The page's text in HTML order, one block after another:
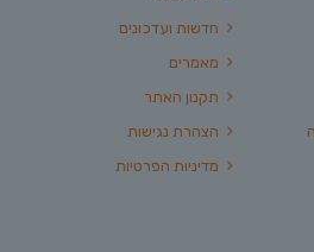
חדשות ועדכונים
מאמרים
תקנון האתר
הצהרת נגישות
מדיניות הפרטיות